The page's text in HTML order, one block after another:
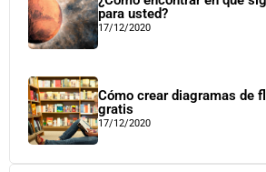
para usted?
17/12/2020
Cómo crear diagramas de
gratis
17/12/2020